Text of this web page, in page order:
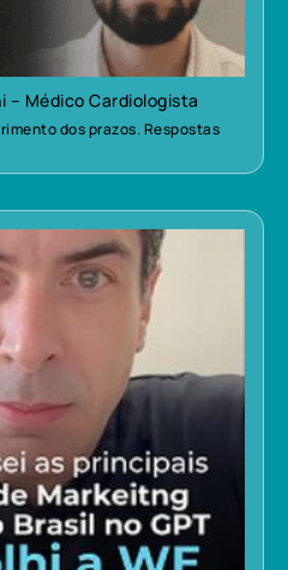
– Médico Cardiologista
dos prazos. Respostas